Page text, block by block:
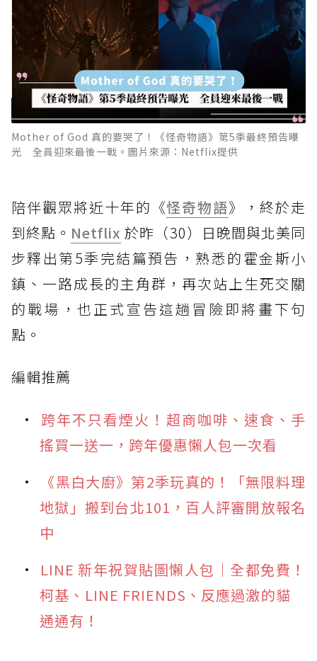
Mother of God 真的要哭了！《怪奇物語》第5季最終預告曝
光 全員迎來最後一戰。圖片來源：Netflix提供
陪伴觀眾將近十年的《怪奇物語》，終於走
到終點。 Netflix 於昨（30）日晚間與北美同
步釋出第5季完結篇預告，熟悉的霍金斯小
鎮、一路成長的主角群，再次站上生死交關
的戰場，也正式宣告這趟冒險即將畫下句
點。
編輯推薦
跨年不只看煙火！超商咖啡、速食、手
搖買一送一，跨年優惠懶人包一次看
《黑白大廚》第2季玩真的！「無限料理
地獄」搬到台北101，百人評審開放報名
中
LINE 新年祝賀貼圖懶人包｜全都免費！
柯基、LINE FRIENDS、反應過激的貓
通通有！